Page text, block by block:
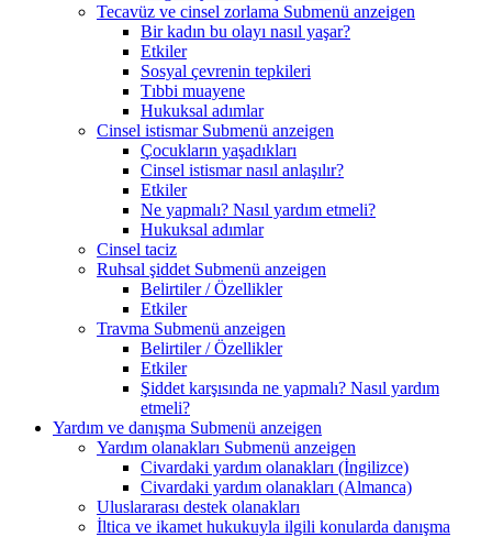
Tecavüz ve cinsel zorlama Submenü anzeigen
Bir kadın bu olayı nasıl yaşar?
Etkiler
Sosyal çevrenin tepkileri
Tıbbi muayene
Hukuksal adımlar
Cinsel istismar Submenü anzeigen
Çocukların yaşadıkları
Cinsel istismar nasıl anlaşılır?
Etkiler
Ne yapmalı? Nasıl yardım etmeli?
Hukuksal adımlar
Cinsel taciz
Ruhsal şiddet Submenü anzeigen
Belirtiler / Özellikler
Etkiler
Travma Submenü anzeigen
Belirtiler / Özellikler
Etkiler
Şiddet karşısında ne yapmalı? Nasıl yardım
etmeli?
Yardım ve danışma Submenü anzeigen
Yardım olanakları Submenü anzeigen
Civardaki yardım olanakları (İngilizce)
Civardaki yardım olanakları (Almanca)
Uluslararası destek olanakları
İltica ve ikamet hukukuyla ilgili konularda danışma